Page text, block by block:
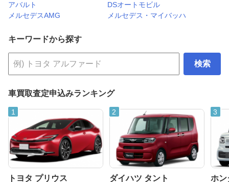
アバルト
DSオートモビル
メルセデスAMG
メルセデス・マイバッハ
キーワードから探す
検索
車買取査定申込みランキング
トヨタ プリウス ダイハツ タント ホン